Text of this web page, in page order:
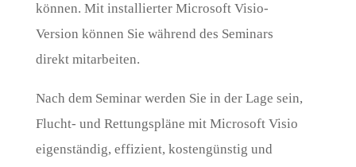
können. Mit installierter Microsoft Visio-
Version können Sie während des Seminars
direkt mitarbeiten.
Nach dem Seminar werden Sie in der Lage sein,
Flucht- und Rettungspläne mit Microsoft Visio
eigenständig, effizient, kostengünstig und